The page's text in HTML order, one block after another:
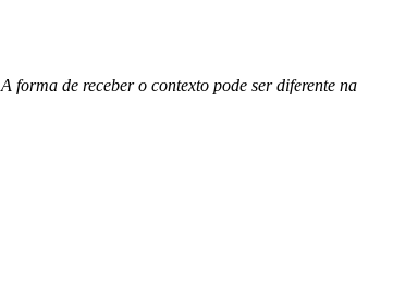
A forma de receber o contexto pode ser diferente na